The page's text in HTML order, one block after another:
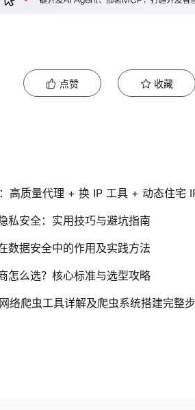
点赞 收藏
高质量代理 + 换 IP 工具 + 动态住宅
私安全：实用技巧与避坑指南
数据安全中的作用及实践方法
怎么选？核心标准与选型攻略
络爬虫工具详解及爬虫系统搭建完整